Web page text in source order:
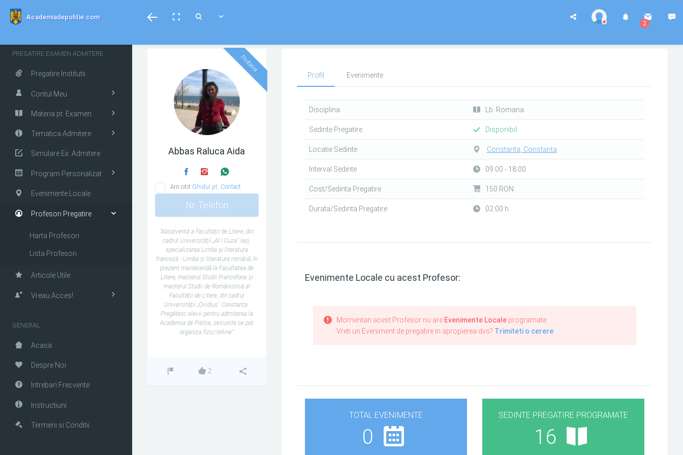
Academiadepolitie.com Toggle
Toggle
Toggle
2
PREGATIRE EXAMEN ADMITERE
Pregatire Institutii
Contul Meu
Materia pt. Examen
Tematica Admitere
Simulare Ex. Admitere
Program Personalizat
Evenimente Locale
Profesori Pregatire
Harta Profesori
Lista Profesori
Articole Utile
Vreau Acces!
GENERAL
Acasa
Despre Noi
Intrebari Frecvente
Instructiuni
Termeni si Conditii
Profesor
Abbas Raluca Aida
Am citit Ghidul pt. Contact
Nr. Telefon
"Absolventă a Facultății de Litere, din
cadrul Universității „Al I Cuza” Iași,
specializarea Limba și literatura
franceză - Limba și literatura română, în
prezent masterandă la Facultatea de
Litere, masterul Studii Francofone și
masterul Studii de Românistică al
Facultății de Litere, din cadrul
Universității „Ovidius” Constanța.
Pregătesc elevii pentru admiterea la
Academia de Poliție, sesiunile se pot
organiza fizic/online"
2
Profil Evenimente
Disciplina Lb. Romana
Sedinte Pregatire Disponibil
Locatie Sedinte Constanta, Constanta
Interval Sedinte 09:00 - 18:00
Cost/Sedinta Pregatire 150 RON
Durata/Sedinta Pregatire 02:00 h
Evenimente Locale cu acest Profesor:
Momentan acest Profesor nu are Evenimente Localeprogramate.
Vreti un Eveniment de pregatire in apropierea dvs? Trimiteti o cerere
TOTAL EVENIMENTE
0
SEDINTE PREGATIRE PROGRAMATE
16